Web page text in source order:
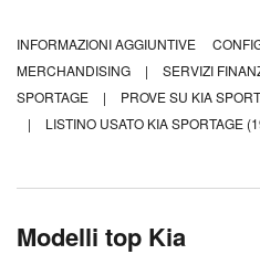
INFORMAZIONI AGGIUNTIVE
MERCHANDISING
| SERVIZI
SPORTAGE
| PROVE SU KIA
|
LISTINO USATO KIA SPORTAGE
Modelli top Kia